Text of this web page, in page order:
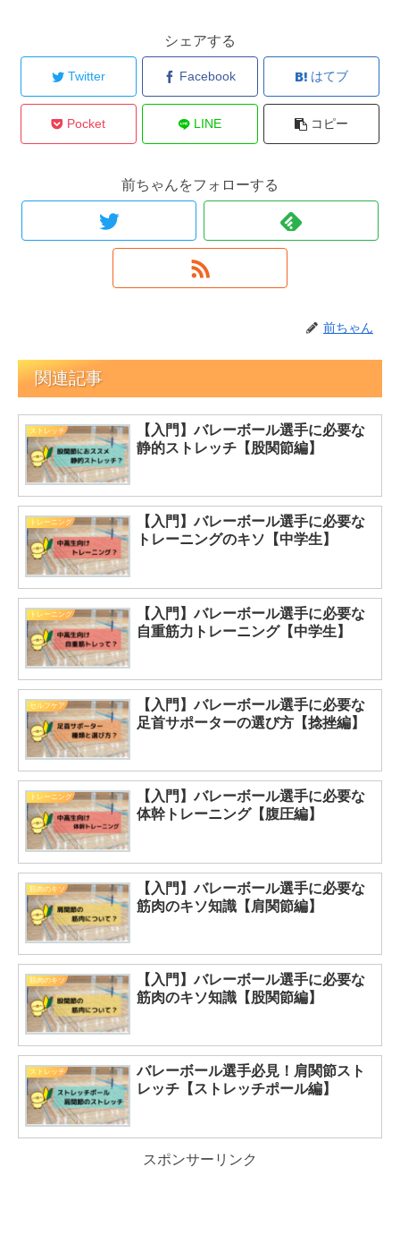
シェアする
Twitter Facebook はてブ
Pocket LINE コピー
前ちゃんをフォローする
前ちゃん
関連記事
ストレッチ
【入門】バレーボール選手に必要な
静的ストレッチ【股関節編】
トレーニング
【入門】バレーボール選手に必要な
トレーニングのキソ【中学生】
トレーニング
【入門】バレーボール選手に必要な
自重筋力トレーニング【中学生】
セルフケア
【入門】バレーボール選手に必要な
足首サポーターの選び方【捻挫編】
トレーニング
【入門】バレーボール選手に必要な
体幹トレーニング【腹圧編】
筋肉のキソ
【入門】バレーボール選手に必要な
筋肉のキソ知識【肩関節編】
筋肉のキソ
【入門】バレーボール選手に必要な
筋肉のキソ知識【股関節編】
ストレッチ
バレーボール選手必見！肩関節スト
レッチ【ストレッチポール編】
スポンサーリンク